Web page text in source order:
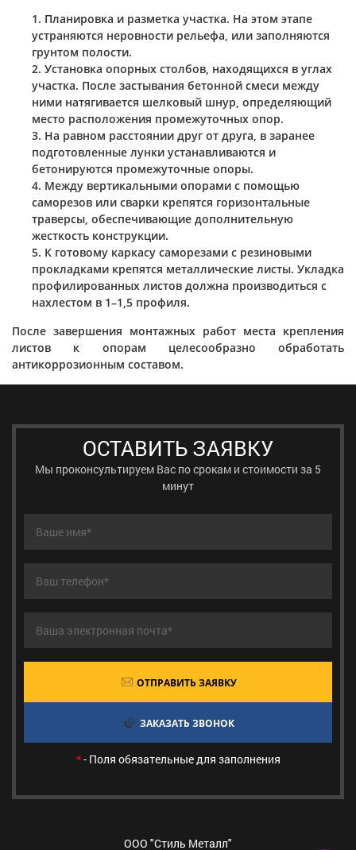
Планировка и разметка участка. На этом этапе
устраняются неровности рельефа, или заполняются
грунтом полости.
Установка опорных столбов, находящихся в углах
участка. После застывания бетонной смеси между
ними натягивается шелковый шнур, определяющий
место расположения промежуточных опор.
На равном расстоянии друг от друга, в заранее
подготовленные лунки устанавливаются и
бетонируются промежуточные опоры.
Между вертикальными опорами с помощью
саморезов или сварки крепятся горизонтальные
траверсы, обеспечивающие дополнительную
жесткость конструкции.
К готовому каркасу саморезами с резиновыми
прокладками крепятся металлические листы. Укладка
профилированных листов должна производиться с
нахлестом в 1–1,5 профиля.
После завершения монтажных работ места крепления
листов к опорам целесообразно обработать
антикоррозионным составом.
ОСТАВИТЬ ЗАЯВКУ
Мы проконсультируем Вас по срокам и стоимости за 5
минут
ОТПРАВИТЬ ЗАЯВКУ
ЗАКАЗАТЬ ЗВОНОК
*- Поля обязательные для заполнения
ООО "Стиль Металл"